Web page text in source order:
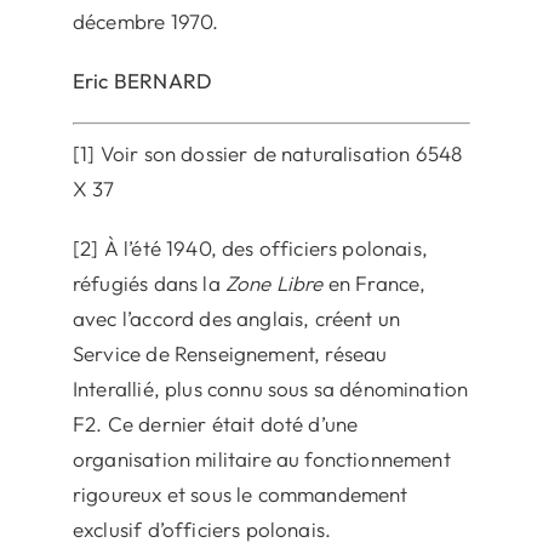
décembre 1970.
Eric BERNARD
[1] Voir son dossier de naturalisation 6548
X 37
[2] À l’été 1940, des officiers polonais,
réfugiés dans la Zone Libreen France,
avec l’accord des anglais, créent un
Service de Renseignement, réseau
Interallié, plus connu sous sa dénomination
F2. Ce dernier était doté d’une
organisation militaire au fonctionnement
rigoureux et sous le commandement
exclusif d’officiers polonais.